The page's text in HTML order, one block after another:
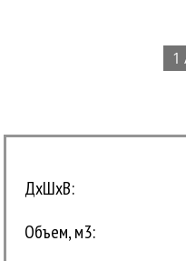
1
ДxШхВ:
Объем, м3: